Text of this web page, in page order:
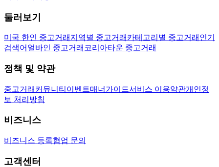
둘러보기
미국 한인 중고거래 지역별 중고거래 카테고리별 중고거래 인기
검색어 얼바인 중고거래 코리아타운 중고거래
정책 및 약관
중고거래 커뮤니티 이벤트매너가이드서비스 이용약관개인정
보 처리방침
비즈니스
비즈니스 등록협업 문의
고객센터